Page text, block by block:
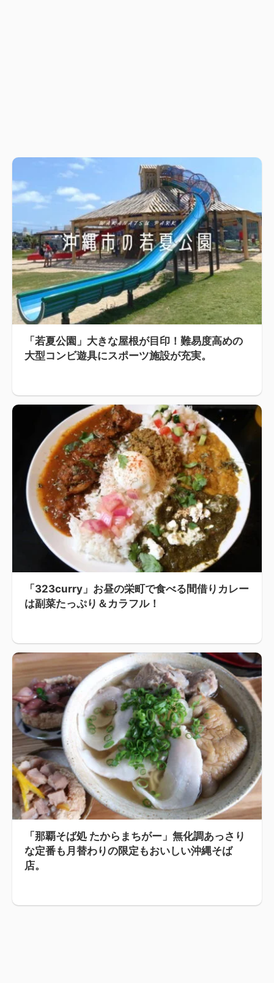
「若夏公園」大きな屋根が目印！難易度高めの
大型コンビ遊具にスポーツ施設が充実。
「323curry」お昼の栄町で食べる間借りカレー
は副菜たっぷり＆カラフル！
「那覇そば処 たからまちがー」無化調あっさり
な定番も月替わりの限定もおいしい沖縄そば
店。